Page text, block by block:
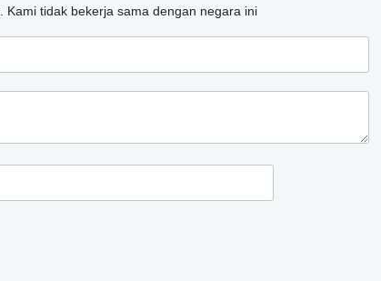
Kami tidak bekerja sama dengan negara ini